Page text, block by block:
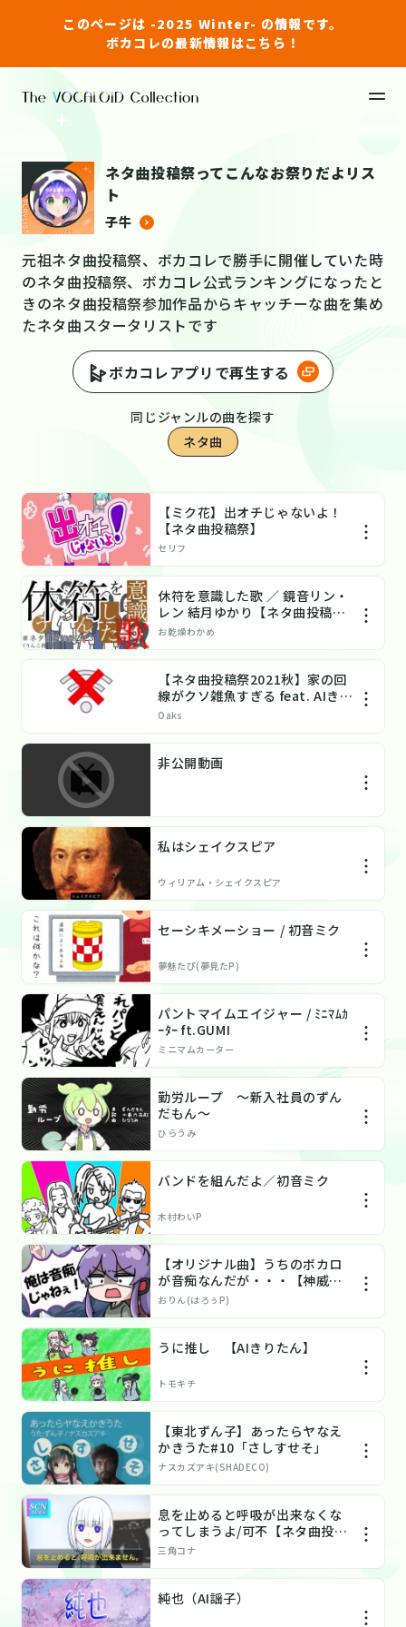
このページは -2025 Winter- の情報です。
ボカコレの最新情報はこちら！
ネタ曲投稿祭ってこんなお祭りだよリス
ト
子牛
元祖ネタ曲投稿祭、ボカコレで勝手に開催していた時
のネタ曲投稿祭、ボカコレ公式ランキングになったと
きのネタ曲投稿祭参加作品からキャッチーな曲を集め
たネタ曲スタータリストです
ボカコレアプリで再生する
同じジャンルの曲を探す
ネタ曲
【ミク花】出オチじゃないよ！
【ネタ曲投稿祭】
セリフ
休符を意識した歌 ／ 鏡音リン・
レン 結月ゆかり【ネタ曲投稿祭
2023】
お乾燥わかめ
【ネタ曲投稿祭2021秋】家の回
線がクソ雑魚すぎる feat. AIきり
たん
Oaks
非公開動画
私はシェイクスピア
ウィリアム・シェイクスピア
セーシキメーショー / 初音ミク
夢魅たぴ(夢見たP)
パントマイムエイジャー / ﾐﾆﾏﾑｶ
ｰﾀｰ ft.GUMI
ミニマムカーター
勤労ループ 〜新入社員のずん
だもん〜
ひらうみ
バンドを組んだよ／初音ミク
木村わいP
【オリジナル曲】うちのボカロ
が音痴なんだが・・・【神威が
くぽ】
おりん(はろぅP)
うに推し 【AIきりたん】
トモキチ
【東北ずん子】あったらヤなえ
かきうた#10「さしすせそ」
ナスカズアキ(SHADECO)
息を止めると呼吸が出来なくな
ってしまうよ/可不【ネタ曲投稿
祭】
三角コナ
純也（AI謡子）